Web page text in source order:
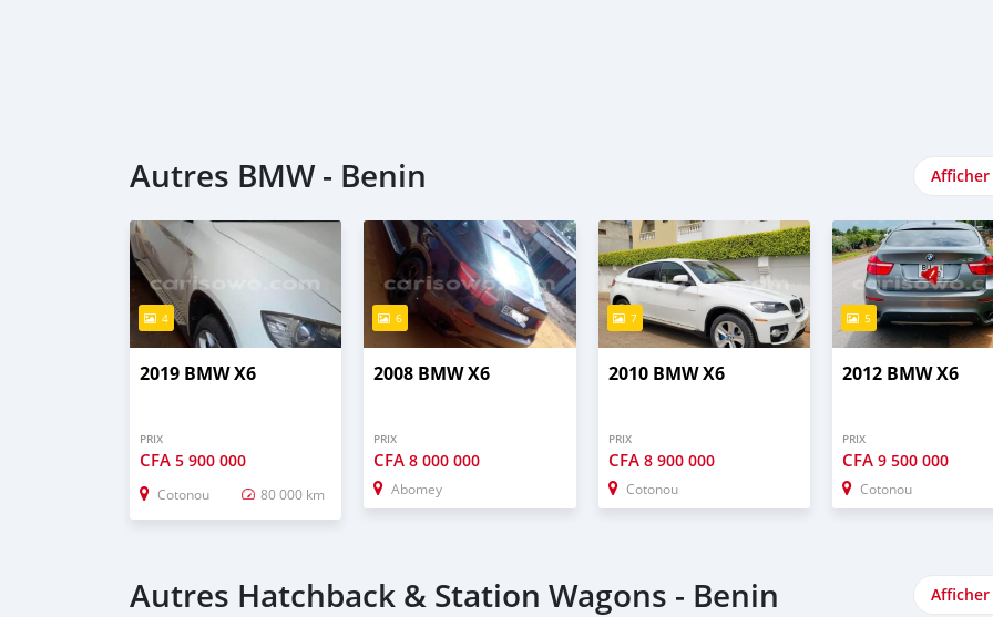
Autres BMW - Benin
4
2019 BMW X6
PRIX
CFA 5 900 000
Cotonou 80 000 km
6
2008 BMW X6
PRIX
CFA8 000 000
Abomey
7
2010 BMW X6
PRIX
CFA 8 900 000
Cotonou
5
2012 BMW X6
PRIX
CFA 9 500 000
Cotonou
Autres Hatchback & Station Wagons - Benin